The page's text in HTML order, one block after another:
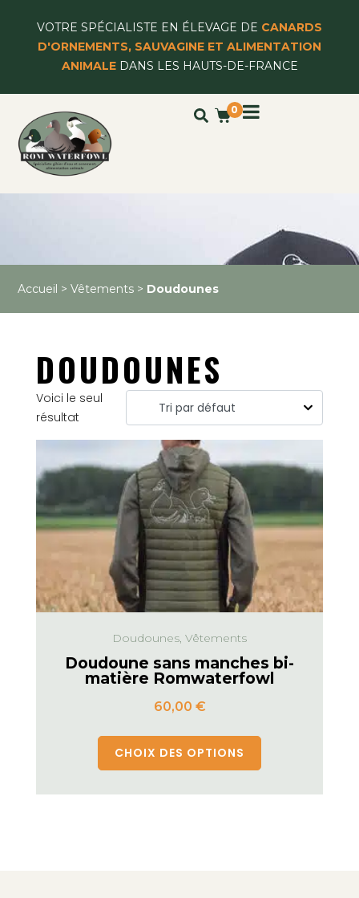
VOTRE SPÉCIALISTE EN ÉLEVAGE DE CANARDS
D'ORNEMENTS, SAUVAGINE ET ALIMENTATION
ANIMALEDANS LES HAUTS-DE-FRANCE
0
Accueil >Vêtements > Doudounes
DOUDOUNES
Voici le seul
résultat
Doudounes, Vêtements
Doudoune sans manches bi-
matière Romwaterfowl
60,00 €
CHOIX DES OPTIONS